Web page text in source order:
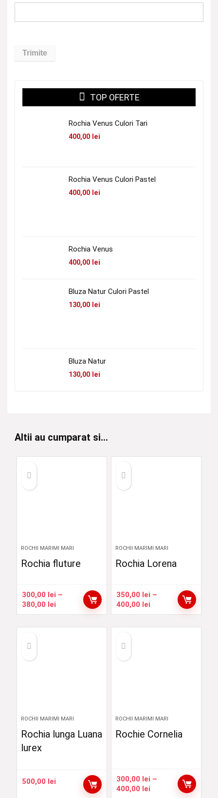
TOP OFERTE
Rochia Venus Culori Tari
400,00 lei
Rochia Venus Culori Pastel
400,00 lei
Rochia Venus
400,00 lei
Bluza Natur Culori Pastel
130,00 lei
Bluza Natur
130,00 lei
Altii au cumparat si...
ROCHII MARIMI MARI
Rochia fluture
300,00 lei –
380,00 leiInterval
de
ROCHII MARIMI MARI
Rochia Lorena
350,00 lei –
400,00 leiInterval
de
ROCHII MARIMI MARI
Rochia lunga Luana
lurex
500,00 lei
ROCHII MARIMI MARI
Rochie Cornelia
300,00 lei –
400,00 leiInterval